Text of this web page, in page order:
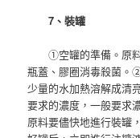
7、裝罐
①空罐的準備。原
瓶蓋、膠圈消毒殺菌。
少量的水加熱溶解成清
要求的濃度，一般要求
原料要儘快地進行裝罐